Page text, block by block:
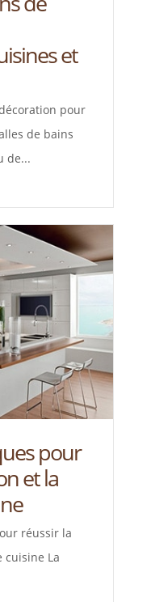
et
pour
de bains
de...
pour
et la
réussir la
cuisine La